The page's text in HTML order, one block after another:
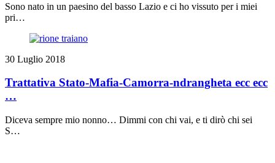
Sono nato in un paesino del basso Lazio e ci ho vissuto per i miei
pri…
30 Luglio 2018
Trattativa Stato-Mafia-Camorra-ndrangheta ecc ecc
…
Diceva sempre mio nonno… Dimmi con chi vai, e ti dirò chi sei
S…